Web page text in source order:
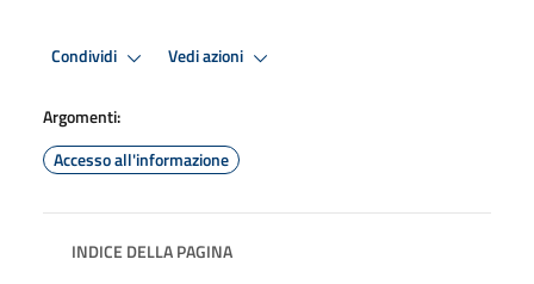
Condividi Vedi azioni
Argomenti:
Accesso all'informazione
INDICE DELLA PAGINA